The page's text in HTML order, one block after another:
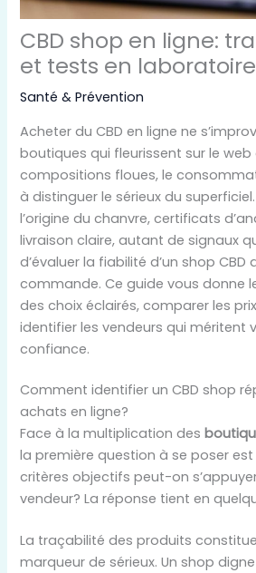
CBD shop en ligne:
et tests en laboratoire
Santé & Prévention
Acheter du CBD en ligne ne
boutiques qui fleurissent sur le
compositions floues, le
à distinguer le sérieux du
l’origine du chanvre, certificats
livraison claire, autant de signaux
d’évaluer la fiabilité d’un shop
commande. Ce guide vous donne
des choix éclairés, comparer les
identifier les vendeurs qui méritent
confiance.
Comment identifier un CBD shop
achats en ligne?
Face à la multiplication des
la première question à se poser est
critères objectifs peut-on
vendeur? La réponse tient en
La traçabilité des produits
marqueur de sérieux. Un shop